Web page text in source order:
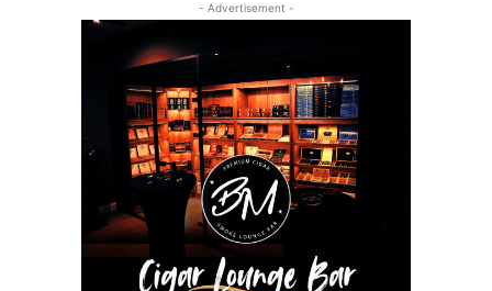
- Advertisement -